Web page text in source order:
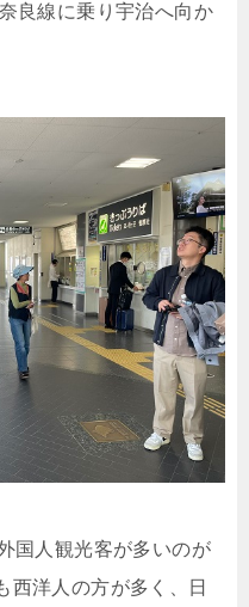
良線に乗り宇治へ向か
国人観光客が多いのが
西洋人の方が多く、日